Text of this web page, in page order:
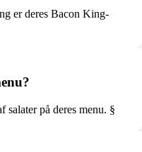
er deres Bacon King-
på deres menu. §